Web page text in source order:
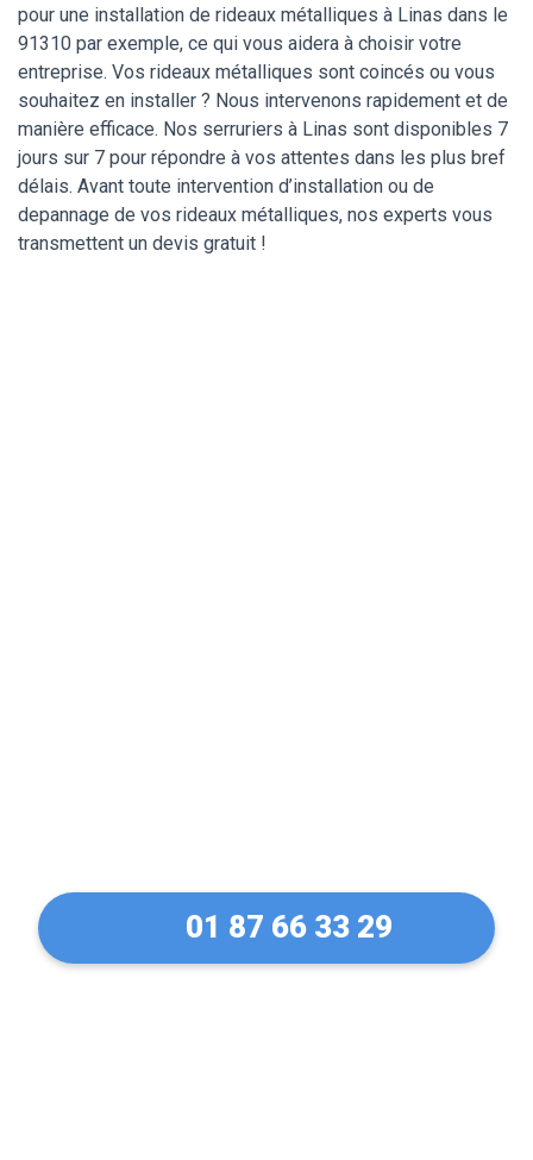
pour une installation de rideaux métalliques à Linas dans le
91310 par exemple, ce qui vous aidera à choisir votre
entreprise. Vos rideaux métalliques sont coincés ou vous
souhaitez en installer ? Nous intervenons rapidement et de
manière efficace. Nos serruriers à Linas sont disponibles 7
jours sur 7 pour répondre à vos attentes dans les plus bref
délais. Avant toute intervention d’installation ou de
depannage de vos rideaux métalliques, nos experts vous
transmettent un devis gratuit !
01 87 66 33 29